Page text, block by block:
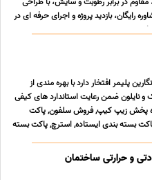
رایگان، بازدید پروژه و اجرای حرفه ای در
های ... ...
پلیمر افتخار دارد با بهره مندی از
و نایلون ضمن رعایت استاندارد های کیفی
پخش زیپ کیپ, فروش سلفون, پاکت
بسته بندی ایستاده, استرچ, پاکت بسته
بندی ... ...
و حرارتی ساختمان